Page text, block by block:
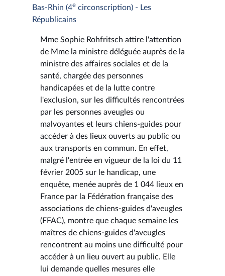
Bas-Rhin (4e circonscription) - Les
Républicains
Mme Sophie Rohfritsch attire l'attention
de Mme la ministre déléguée auprès de la
ministre des affaires sociales et de la
santé, chargée des personnes
handicapées et de la lutte contre
l'exclusion, sur les difficultés rencontrées
par les personnes aveugles ou
malvoyantes et leurs chiens-guides pour
accéder à des lieux ouverts au public ou
aux transports en commun. En effet,
malgré l'entrée en vigueur de la loi du 11
février 2005 sur le handicap, une
enquête, menée auprès de 1 044 lieux en
France par la Fédération française des
associations de chiens-guides d'aveugles
(FFAC), montre que chaque semaine les
maîtres de chiens-guides d'aveugles
rencontrent au moins une difficulté pour
accéder à un lieu ouvert au public. Elle
lui demande quelles mesures elle